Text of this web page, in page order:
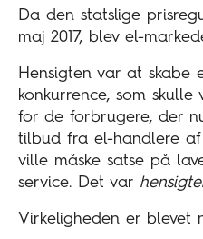
Da den statslige
maj 2017, blev el-
Hensigten var at skabe
konkurrence, som
for de forbrugere, der
tilbud fra el-handlere
ville måske satse på
service. Det var
Virkeligheden er blevet